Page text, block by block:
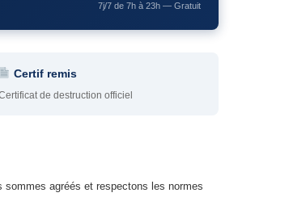
7j/7 de 7h à 23h — Gratuit
Certif remis
de destruction officiel
sommes agréés et respectons les normes